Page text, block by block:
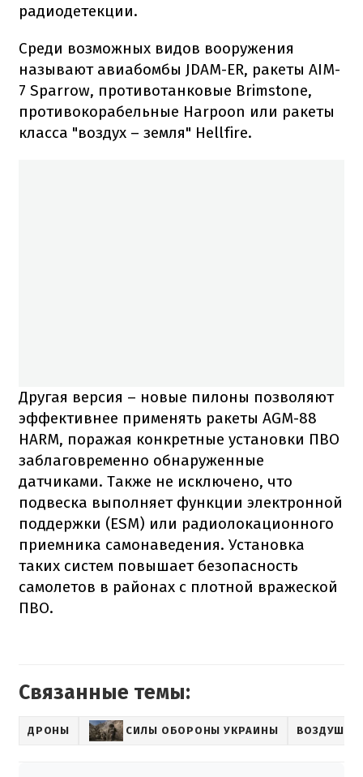
радиодетекции.
Среди возможных видов вооружения
называют авиабомбы JDAM-ER, ракеты AIM-
7 Sparrow, противотанковые Brimstone,
противокорабельные Harpoon или ракеты
класса "воздух – земля" Hellfire.
Другая версия – новые пилоны позволяют
эффективнее применять ракеты AGM-88
HARM, поражая конкретные установки ПВО
заблаговременно обнаруженные
датчиками. Также не исключено, что
подвеска выполняет функции электронной
поддержки (ESM) или радиолокационного
приемника самонаведения. Установка
таких систем повышает безопасность
самолетов в районах с плотной вражеской
ПВО.
Связанные темы:
ДРОНЫ СИЛЫ ОБОРОНЫ УКРАИНЫ